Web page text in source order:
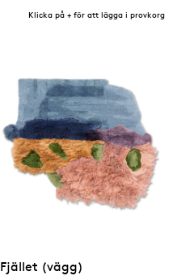
Klicka på + för att lägga i provkorg
Fjället (vägg)